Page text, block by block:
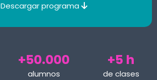
Descargar programa
+50.000
alumnos
+5 h
de clases